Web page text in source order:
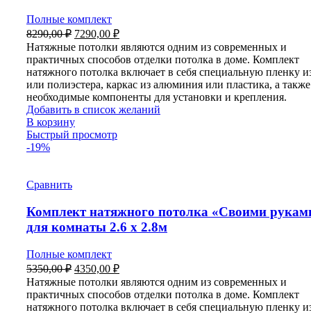
Полные комплект
8290,00₽ Первоначальная
цена
составляла
8290,00 ₽.
7290,00 ₽Текущая
цена:
7290,00 ₽.
Натяжные потолки являются одним из современных и
практичных способов отделки потолка в доме. Комплект
натяжного потолка включает в себя специальную пленку
или полиэстера, каркас из алюминия или пластика, а также
необходимые компоненты для установки и крепления.
Добавить в список желаний
В корзину
Быстрый просмотр
-19%
Сравнить
Комплект натяжного потолка «Своими
для комнаты 2.6 х 2.8м
Полные комплект
5350,00₽ Первоначальная
цена
составляла
5350,00 ₽.
4350,00 ₽Текущая
цена:
4350,00 ₽.
Натяжные потолки являются одним из современных и
практичных способов отделки потолка в доме. Комплект
натяжного потолка включает в себя специальную пленку